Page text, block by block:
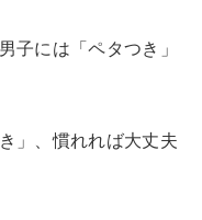
子には「ペタつき」
」、慣れれば大丈夫